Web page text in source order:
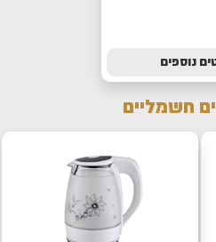
נוספים
חשמליים